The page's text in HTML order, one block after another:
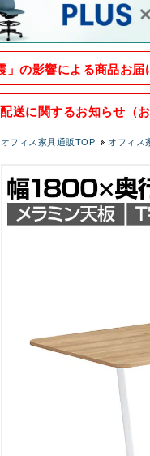
」の影響による商品お届
送に関するお知らせ（
オフィス家具通販TOP オフィス